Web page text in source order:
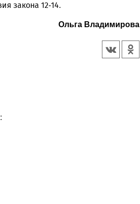
закона 12-14.
Ольга Владимирова